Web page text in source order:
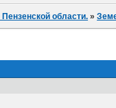
области. »